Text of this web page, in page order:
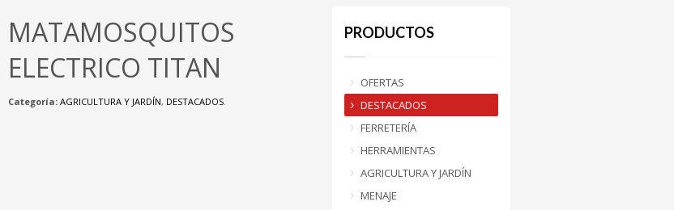
MATAMOSQUITOS
ELECTRICO TITAN
Categoría: AGRICULTURA Y JARDÍN, DESTACADOS.
PRODUCTOS
OFERTAS
DESTACADOS
FERRETERÍA
HERRAMIENTAS
AGRICULTURA Y JARDÍN
MENAJE